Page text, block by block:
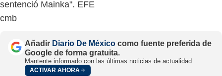
sentenció Mainka". EFE
cmb
Añadir Diario De México como fuente preferida de
Google de forma gratuita.
Mantente informado con las últimas noticias de actualidad.
ACTIVAR AHORA